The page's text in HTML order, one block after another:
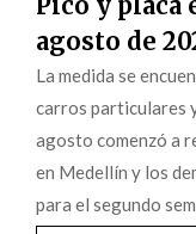
agosto de
La medida se
carros particulares
agosto comenzó a
en Medellín y los
para el segundo